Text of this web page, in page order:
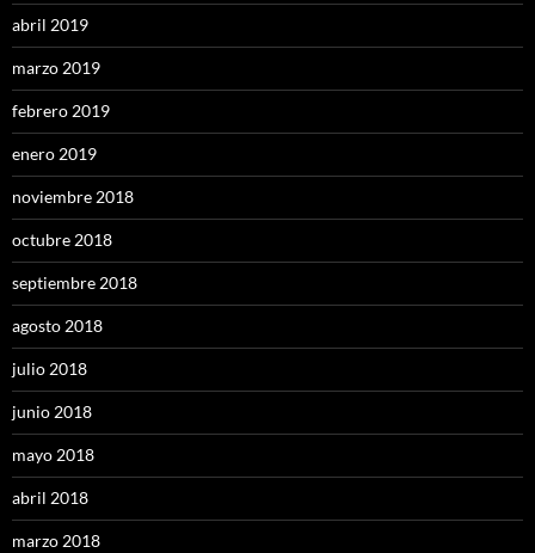
abril 2019
marzo 2019
febrero 2019
enero 2019
noviembre 2018
octubre 2018
septiembre 2018
agosto 2018
julio 2018
junio 2018
mayo 2018
abril 2018
marzo 2018